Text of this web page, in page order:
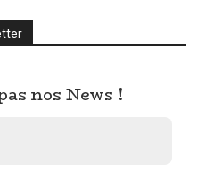
nos News !